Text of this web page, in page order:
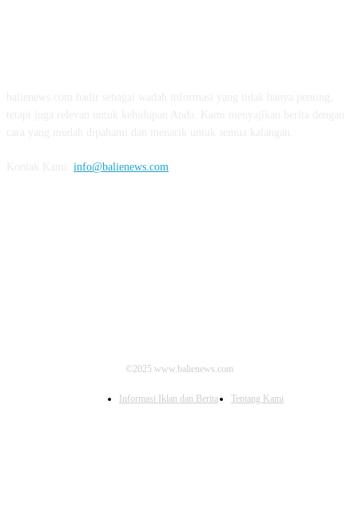
info@balienews.com
©2025 www.balienews.com
Informasi Iklan dan Berita Tentang Kami